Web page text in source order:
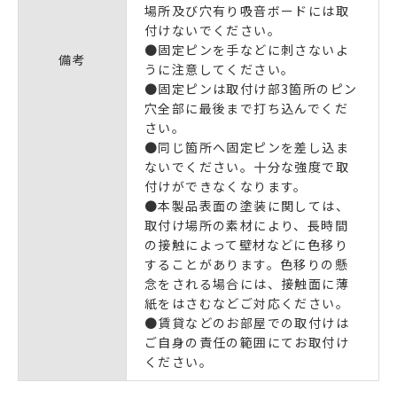
備考
場所及び穴有り吸音ボードには取
付けないでください。
●固定ピンを手などに刺さないよ
うに注意してください。
●固定ピンは取付け部3箇所のピン
穴全部に最後まで打ち込んでくだ
さい。
●同じ箇所へ固定ピンを差し込ま
ないでください。十分な強度で取
付けができなくなります。
●本製品表面の塗装に関しては、
取付け場所の素材により、長時間
の接触によって壁材などに色移り
することがあります。色移りの懸
念をされる場合には、接触面に薄
紙をはさむなどご対応ください。
●賃貸などのお部屋での取付けは
ご自身の責任の範囲にてお取付け
ください。